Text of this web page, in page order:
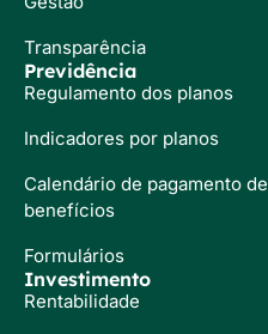
Transparência
Previdência
Regulamento dos planos
Indicadores por planos
Calendário de pagamento de
benefícios
Formulários
Investimento
Rentabilidade